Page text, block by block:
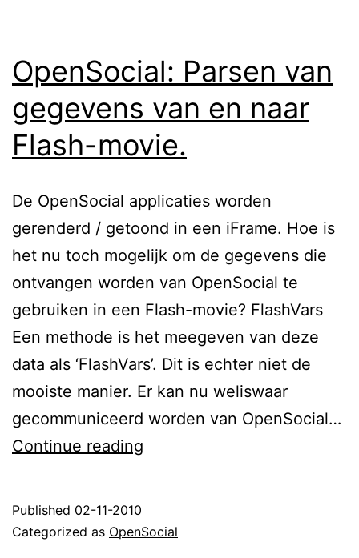
OpenSocial: Parsen van
gegevens van en naar
Flash-movie.
De OpenSocial applicaties worden
gerenderd / getoond in een iFrame. Hoe is
het nu toch mogelijk om de gegevens die
ontvangen worden van OpenSocial te
gebruiken in een Flash-movie? FlashVars
Een methode is het meegeven van deze
data als ‘FlashVars’. Dit is echter niet de
mooiste manier. Er kan nu weliswaar
gecommuniceerd worden van OpenSocial…
Continue reading
gegevens
Published 02-11-2010
Categorized as OpenSocial